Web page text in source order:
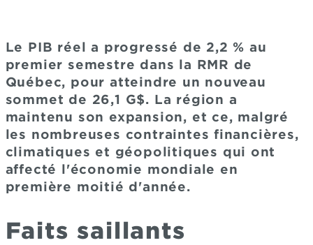
Le PIB réel a progressé de 2,2 % au
premier semestre dans la RMR de
Québec, pour atteindre un nouveau
sommet de 26,1 G$. La région a
maintenu son expansion, et ce, malgré
les nombreuses contraintes financières,
climatiques et géopolitiques qui ont
affecté l'économie mondiale en
première moitié d'année.
Faits saillants